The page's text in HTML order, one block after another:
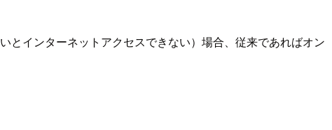
とインターネットアクセスできない）場合、従来であればオン